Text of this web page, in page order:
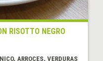
RISOTTO NEGRO
ARROCES, VERDURAS